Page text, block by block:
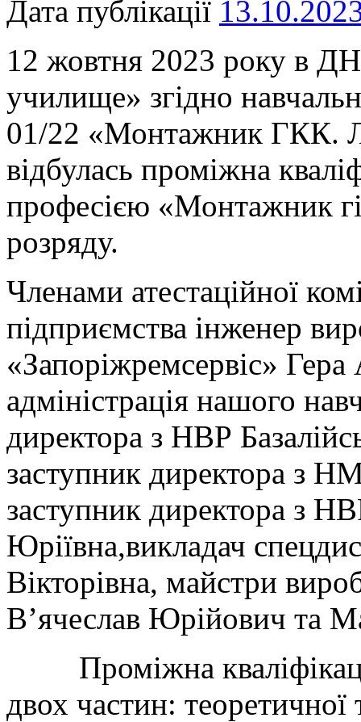
Дата публікації
12 жовтня 2023 року в
училище» згідно
01/22 «Монтажник ГКК.
відбулась проміжна
професією «Монтажник
розряду.
Членами атестаційної
підприємства інженер
«Запоріжремсервіс»
адміністрація нашого
директора з НВР
заступник директора з
заступник директора з
Юріївна,викладач
Вікторівна, майстри
В’ячеслав Юрійович та
Проміжна
двох частин: теоретичної